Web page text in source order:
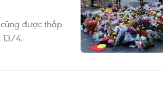
được thắp
13/4.